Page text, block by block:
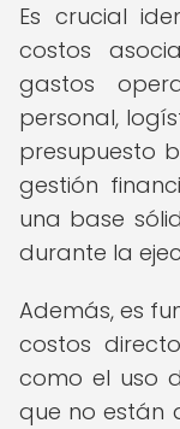
Es crucial
costos
gastos
personal,
presupuesto
gestión
una base
durante la
Además, es
costos
como el uso
que no están